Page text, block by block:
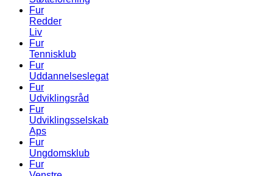
Fur
Redder
Liv
Fur
Tennisklub
Fur
Uddannelseslegat
Fur
Udviklingsråd
Fur
Udviklingsselskab
Aps
Fur
Ungdomsklub
Fur